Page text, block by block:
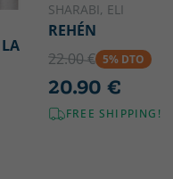
SHARABI, ELI
REHÉN
22.00 € 5% DTO
20.90 €
FREE SHIPPING!